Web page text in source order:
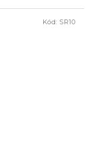
Kód: SR10